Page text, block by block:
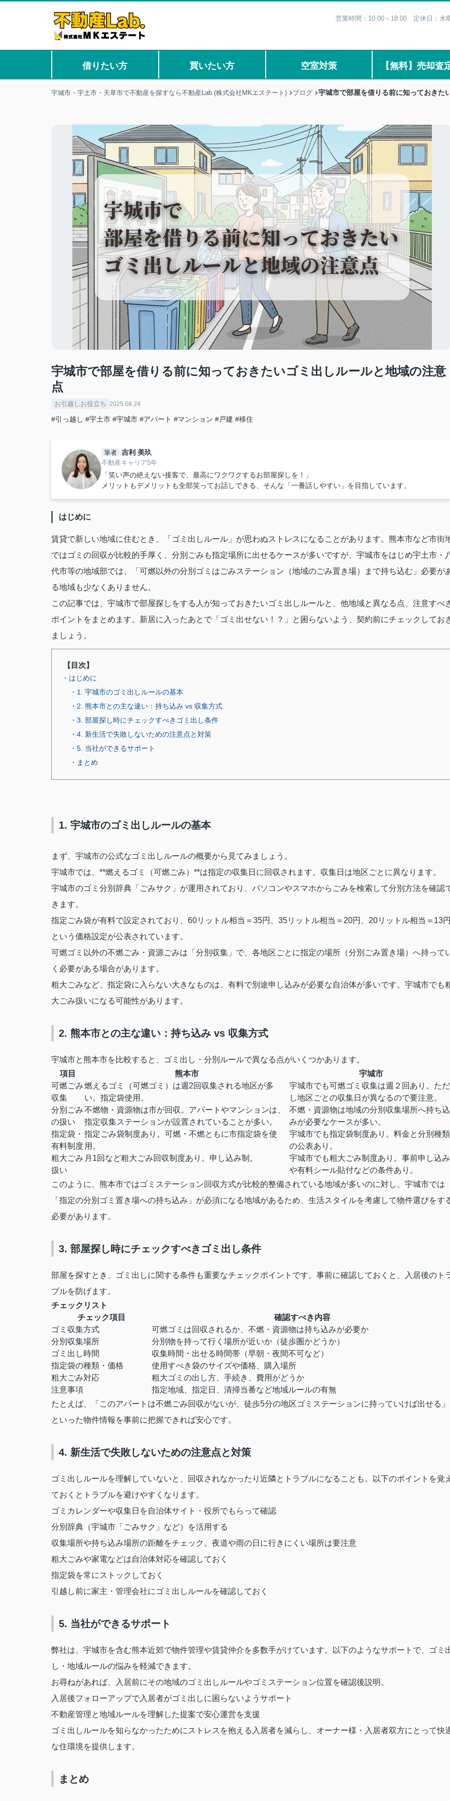
営業時間：10:00～18:00 定休日：水
借りたい方 買いたい方 空室対策 【無料】売却査
宇城市・宇土市・天草市で不動産を探すなら不動産Lab.(株式会社MKエステート) ブログ 宇城市で部屋を借りる前に知っておきた
宇城市で部屋を借りる前に知っておきたいゴミ出しルールと地域の注意
点
お引越しお役立ち 2025.08.24
#引っ越し #宇土市 #宇城市 #アパート #マンション #戸建 #移住
筆者 吉利 美玖
不動産キャリア5年
「笑い声の絶えない接客で、最高にワクワクするお部屋探しを！」
メリットもデメリットも全部笑ってお話しできる、そんな「一番話しやすい」を目指しています。
はじめに
賃貸で新しい地域に住むとき、「ゴミ出しルール」が思わぬストレスになることがあります。熊本市など市街
ではゴミの回収が比較的手厚く、分別ごみも指定場所に出せるケースが多いですが、宇城市をはじめ宇土市・
代市等の地域部では、「可燃以外の分別ゴミはごみステーション（地域のごみ置き場）まで持ち込む」必要が
る地域も少なくありません。
この記事では、宇城市で部屋探しをする人が知っておきたいゴミ出しルールと、他地域と異なる点、注意すべ
ポイントをまとめます。新居に入ったあとで「ゴミ出せない！？」と困らないよう、契約前にチェックしてお
ましょう。
【目次】
・はじめに
・1. 宇城市のゴミ出しルールの基本
・2. 熊本市との主な違い：持ち込み vs 収集方式
・3. 部屋探し時にチェックすべきゴミ出し条件
・4. 新生活で失敗しないための注意点と対策
・5. 当社ができるサポート
・まとめ
1. 宇城市のゴミ出しルールの基本
まず、宇城市の公式なゴミ出しルールの概要から見てみましょう。
宇城市では、**燃えるゴミ（可燃ごみ）**は指定の収集日に回収されます。収集日は地区ごとに異なります。
宇城市のゴミ分別辞典「ごみサク」が運用されており、パソコンやスマホからごみを検索して分別方法を確認
きます。
指定ごみ袋が有料で設定されており、60リットル相当＝35円、35リットル相当＝20円、20リットル相当＝13
という価格設定が公表されています。
可燃ゴミ以外の不燃ごみ・資源ごみは「分別収集」で、各地区ごとに指定の場所（分別ごみ置き場）へ持って
く必要がある場合があります。
粗大ごみなど、指定袋に入らない大きなものは、有料で別途申し込みが必要な自治体が多いです。宇城市でも
大ごみ扱いになる可能性があります。
2. 熊本市との主な違い：持ち込み vs 収集方式
宇城市と熊本市を比較すると、ゴミ出し・分別ルールで異なる点がいくつかあります。
項目
熊本市
宇城市
可燃ごみ
収集
燃えるゴミ（可燃ゴミ）は週2回収集される地区が多
い。指定袋使用。
宇城市でも可燃ゴミ収集は週２回あり。ただ
し地区ごとの収集日が異なるので要注意。
分別ごみ
の扱い
不燃物・資源物は市が回収。アパートやマンションは、
指定収集ステーションが設置されていることが多い。
不燃・資源物は地域の分別収集場所へ持ち込
みが必要なケースが多い。
指定袋・
有料制度
指定ごみ袋制度あり。可燃・不燃ともに市指定袋を使
用。
宇城市でも指定袋制度あり。料金と分別種類
の公表あり。
粗大ごみ
扱い
月1回など粗大ごみ回収制度あり。申し込み制。
宇城市でも粗大ごみ制度あり。事前申し込み
や有料シール貼付などの条件あり。
このように、熊本市ではゴミステーション回収方式が比較的整備されている地域が多いのに対し、宇城市では
「指定の分別ゴミ置き場への持ち込み」が必須になる地域があるため、生活スタイルを考慮して物件選びをす
必要があります。
3. 部屋探し時にチェックすべきゴミ出し条件
部屋を探すとき、ゴミ出しに関する条件も重要なチェックポイントです。事前に確認しておくと、入居後のト
ブルを防げます。
チェックリスト
チェック項目
確認すべき内容
ゴミ収集方式
可燃ゴミは回収されるか、不燃・資源物は持ち込みが必要か
分別収集場所
分別物を持って行く場所が近いか（徒歩圏かどうか）
ゴミ出し時間
収集時間・出せる時間帯（早朝・夜間不可など）
指定袋の種類・価格
使用すべき袋のサイズや価格、購入場所
粗大ごみ対応
粗大ゴミの出し方、手続き、費用がどうか
注意事項
指定地域、指定日、清掃当番など地域ルールの有無
たとえば、「このアパートは不燃ごみ回収がないが、徒歩5分の地区ゴミステーションに持っていけば出せる」
といった物件情報を事前に把握できれば安心です。
4. 新生活で失敗しないための注意点と対策
ゴミ出しルールを理解していないと、回収されなかったり近隣とトラブルになることも。以下のポイントを覚
ておくとトラブルを避けやすくなります。
ゴミカレンダーや収集日を自治体サイト・役所でもらって確認
分別辞典（宇城市「ごみサク」など）を活用する
収集場所や持ち込み場所の距離をチェック。夜道や雨の日に行きにくい場所は要注意
粗大ごみや家電などは自治体対応を確認しておく
指定袋を常にストックしておく
引越し前に家主・管理会社にゴミ出しルールを確認しておく
5. 当社ができるサポート
弊社は、宇城市を含む熊本近郊で物件管理や賃貸仲介を多数手がけています。以下のようなサポートで、ゴミ
し・地域ルールの悩みを軽減できます。
お尋ねがあれば、入居前にその地域のゴミ出しルールやゴミステーション位置を確認後説明。
入居後フォローアップで入居者がゴミ出しに困らないようサポート
不動産管理と地域ルールを理解した提案で安心運営を支援
ゴミ出しルールを知らなかったためにストレスを抱える入居者を減らし、オーナー様・入居者双方にとって快
な住環境を提供します。
まとめ